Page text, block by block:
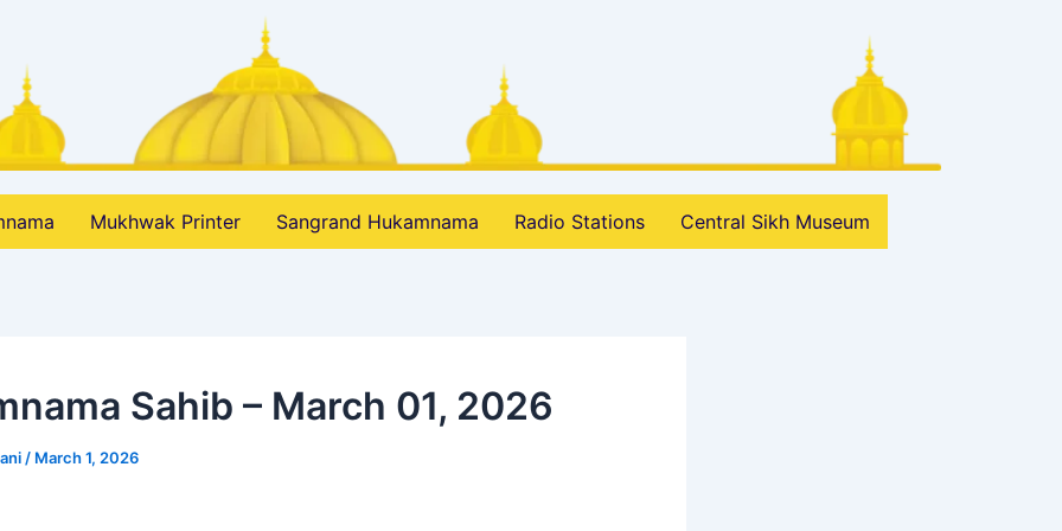
Mukhwak Printer Sangrand Hukamnama Radio Stations Central Sikh Museum
Sahib – March 01, 2026
/ March 1, 2026